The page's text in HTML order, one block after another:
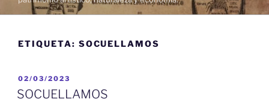
ETIQUETA: SOCUELLAMOS
PUBLICADO
EL
02/03/2023
SOCUELLAMOS